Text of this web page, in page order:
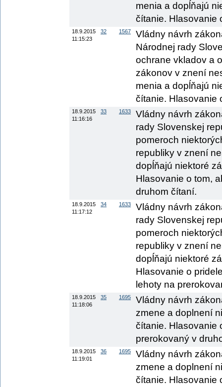
menia a dopĺňajú
čítanie. Hlasovanie
18.9.2015
11:15:23
32 1567
Vládny návrh
Národnej rady
ochrane vkladov a
zákonov v znení
menia a dopĺňajú
čítanie. Hlasovanie
18.9.2015
11:16:16
33 1633
Vládny návrh
rady Slovenskej
pomeroch
republiky v znení
dopĺňajú niektoré
Hlasovanie o tom,
druhom čítaní.
18.9.2015
11:17:12
34 1633
Vládny návrh
rady Slovenskej
pomeroch
republiky v znení
dopĺňajú niektoré
Hlasovanie o
lehoty na
18.9.2015
11:18:06
35 1695
Vládny návrh
zmene a doplnení
čítanie. Hlasovanie
prerokovaný v
18.9.2015
11:19:01
36 1695
Vládny návrh
zmene a doplnení
čítanie. Hlasovanie